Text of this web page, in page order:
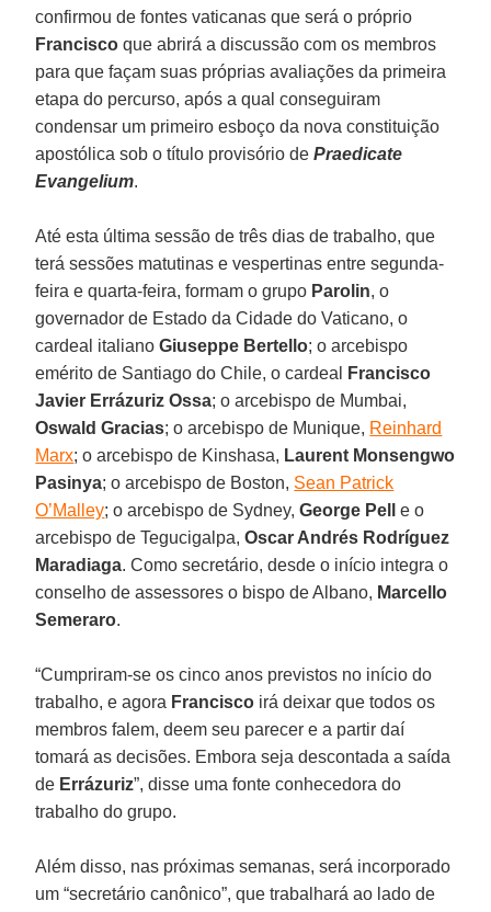
confirmou de fontes vaticanas que será o próprio
Francisco que abrirá a discussão com os membros
para que façam suas próprias avaliações da primeira
etapa do percurso, após a qual conseguiram
condensar um primeiro esboço da nova constituição
apostólica sob o título provisório dePraedicate
Evangelium.
Até esta última sessão de três dias de trabalho, que
terá sessões matutinas e vespertinas entre segunda-
feira e quarta-feira, formam o grupo Parolin, o
governador de Estado da Cidade do Vaticano, o
cardeal italianoGiuseppe Bertello; o arcebispo
emérito de Santiago do Chile, o cardeal
Francisco
Javier Errázuriz Ossa; o arcebispo de Mumbai,
Oswald Gracias; o arcebispo de Munique, Reinhard
Marx; o arcebispo de Kinshasa, Laurent Monsengwo
Pasinya; o arcebispo de Boston, Sean Patrick
O’Malley; o arcebispo de Sydney,George Pell
e o
arcebispo de Tegucigalpa,Oscar Andrés Rodríguez
Maradiaga. Como secretário, desde o início integra o
conselho de assessores o bispo de Albano, Marcello
Semeraro.
“Cumpriram-se os cinco anos previstos no início do
trabalho, e agora Francisco irá deixar que todos os
membros falem, deem seu parecer e a partir daí
tomará as decisões. Embora seja descontada a saída
de Errázuriz”, disse uma fonte conhecedora do
trabalho do grupo.
Além disso, nas próximas semanas, será incorporado
um “secretário canônico”, que trabalhará ao lado de